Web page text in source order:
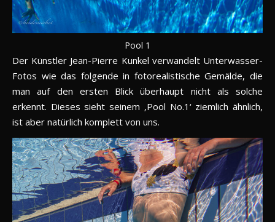
Pool 1
Der Künstler Jean-Pierre Kunkel verwandelt Unterwasser-
Fotos wie das folgende in fotorealistische Gemälde, die
man auf den ersten Blick überhaupt nicht als solche
erkennt. Dieses sieht seinem ‚Pool No.1‘ ziemlich ähnlich,
ist aber natürlich komplett von uns.